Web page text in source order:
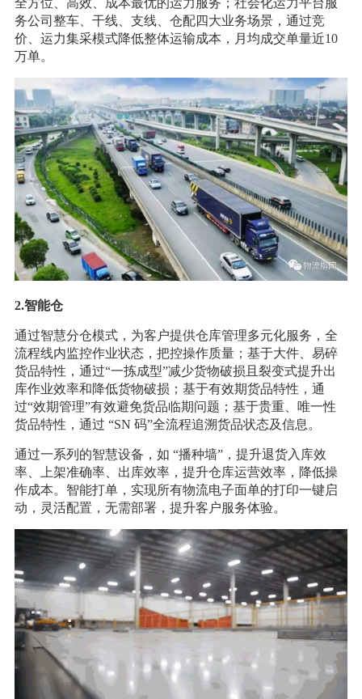
全方位、高效、成本最优的运力服务；社会化运力平台服
务公司整车、干线、支线、仓配四大业务场景，通过竞
价、运力集采模式降低整体运输成本，月均成交单量近10
万单。
2.智能仓
通过智慧分仓模式，为客户提供仓库管理多元化服务，全
流程线内监控作业状态，把控操作质量；基于大件、易碎
货品特性，通过“一拣成型”减少货物破损且裂变式提升出
库作业效率和降低货物破损；基于有效期货品特性，通
过“效期管理”有效避免货品临期问题；基于贵重、唯一性
货品特性，通过 “SN 码”全流程追溯货品状态及信息。
通过一系列的智慧设备，如 “播种墙”，提升退货入库效
率、上架准确率、出库效率，提升仓库运营效率，降低操
作成本。智能打单，实现所有物流电子面单的打印一键启
动，灵活配置，无需部署，提升客户服务体验。